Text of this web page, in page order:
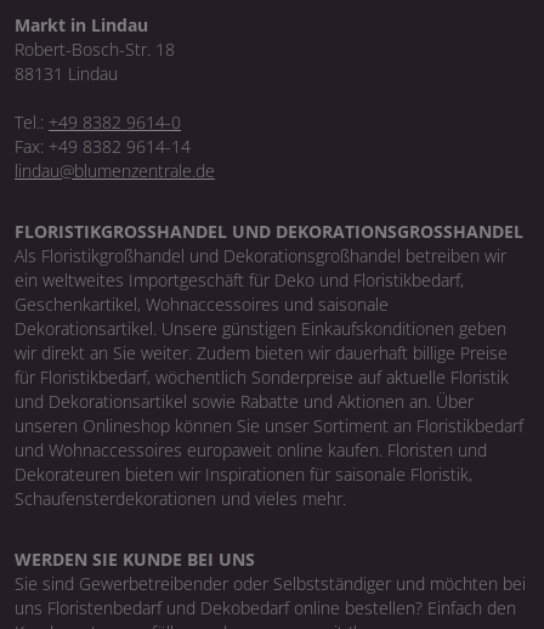
Markt in Lindau
Robert-Bosch-Str. 18
88131 Lindau
Tel.: +49 8382 9614-0
Fax: +49 8382 9614-14
lindau@blumenzentrale.de
FLORISTIKGROSSHANDEL UND DEKORATIONSGROSSHANDEL
Als Floristikgroßhandel und Dekorationsgroßhandel betreiben wir
ein weltweites Importgeschäft für Deko und Floristikbedarf,
Geschenkartikel, Wohnaccessoires und saisonale
Dekorationsartikel. Unsere günstigen Einkaufskonditionen geben
wir direkt an Sie weiter. Zudem bieten wir dauerhaft billige Preise
für Floristikbedarf, wöchentlich Sonderpreise auf aktuelle Floristik
und Dekorationsartikel sowie Rabatte und Aktionen an. Über
unseren Onlineshop können Sie unser Sortiment an Floristikbedarf
und Wohnaccessoires europaweit online kaufen. Floristen und
Dekorateuren bieten wir Inspirationen für saisonale Floristik,
Schaufensterdekorationen und vieles mehr.
WERDEN SIE KUNDE BEI UNS
Sie sind Gewerbetreibender oder Selbstständiger und möchten bei
uns Floristenbedarf und Dekobedarf online bestellen? Einfach den